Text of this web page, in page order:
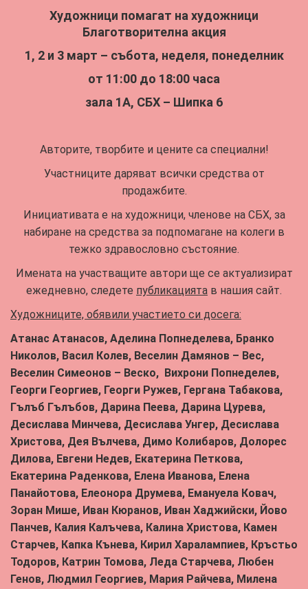
Художници помагат на художници
Благотворителна акция
1, 2 и 3 март – събота, неделя, понеделник
от 11:00 до 18:00 часа
зала 1А, СБХ – Шипка 6
Авторите, творбите и цените са специални!
Участниците даряват всички средства от
продажбите.
Инициативата е на художници, членове на СБХ, за
набиране на средства за подпомагане на колеги в
тежко здравословно състояние.
Имената на участващите автори ще се актуализират
ежедневно, следете публикацията в нашия сайт.
Художниците, обявили участието си досега:
Атанас Атанасов, Аделина Попнеделева, Бранко
Николов, Васил Колев, Веселин Дамянов – Вес,
Веселин Симеонов – Веско, Вихрони Попнеделев,
Георги Георгиев, Георги Ружев, Гергана Табакова,
Гълъб Гълъбов, Дарина Пеева, Дарина Цурева,
Десислава Минчева, Десислава Унгер, Десислава
Христова, Дея Вълчева, Димо Колибаров, Долорес
Дилова, Евгени Недев, Екатерина Петкова,
Екатерина Раденкова, Елена Иванова, Елена
Панайотова, Елеонора Друмева, Емануела Ковач,
Зоран Мише, Иван Кюранов, Иван Хаджийски, Йово
Панчев, Калия Калъчева, Калина Христова, Камен
Старчев, Капка Кънева, Кирил Харалампиев, Кръстьо
Тодоров, Катрин Томова, Леда Старчева, Любен
Генов, Людмил Георгиев, Мария Райчева, Милена